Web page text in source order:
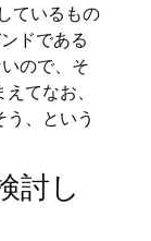
ているもの
ドである
ので、そ
てなお、
、という
討し